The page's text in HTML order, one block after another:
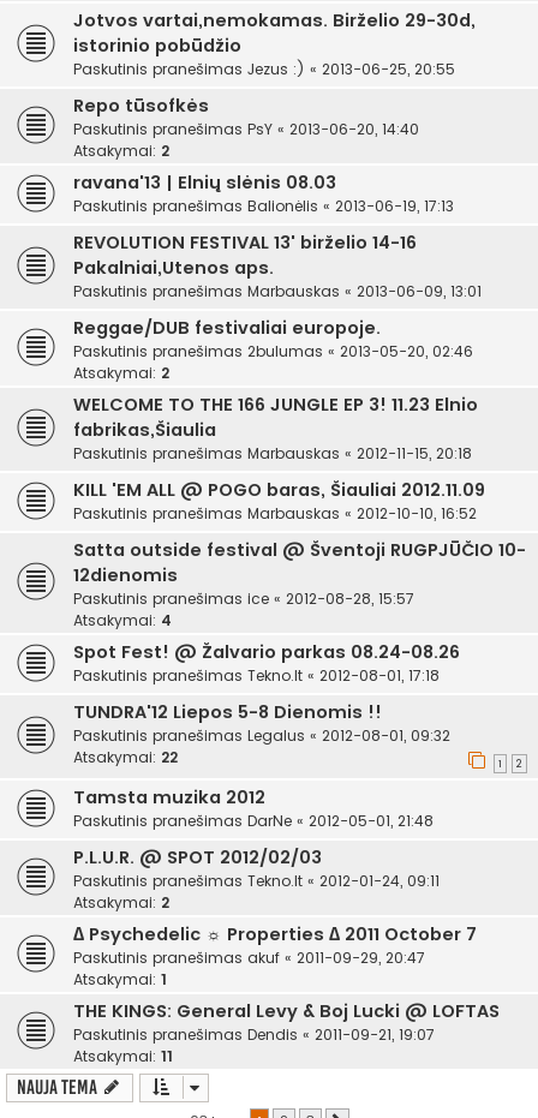
Jotvos vartai,nemokamas. Birželio 29-30d,
istorinio pobūdžio
Paskutinis pranešimas Jezus :) « 2013-06-25, 20:55
Repo tūsofkės
Paskutinis pranešimas PsY « 2013-06-20, 14:40
Atsakymai: 2
ravana'13 | Elnių slėnis 08.03
Paskutinis pranešimas Balionėlis « 2013-06-19, 17:13
REVOLUTION FESTIVAL 13' birželio 14-16
Pakalniai,Utenos aps.
Paskutinis pranešimas Marbauskas « 2013-06-09, 13:01
Reggae/DUB festivaliai europoje.
Paskutinis pranešimas 2bulumas « 2013-05-20, 02:46
Atsakymai: 2
WELCOME TO THE 166 JUNGLE EP 3! 11.23 Elnio
fabrikas,Šiaulia
Paskutinis pranešimas Marbauskas « 2012-11-15, 20:18
KILL 'EM ALL @ POGO baras, Šiauliai 2012.11.09
Paskutinis pranešimas Marbauskas « 2012-10-10, 16:52
Satta outside festival @ Šventoji RUGPJŪČIO 10-
12dienomis
Paskutinis pranešimas ice « 2012-08-28, 15:57
Atsakymai: 4
Spot Fest! @ Žalvario parkas 08.24-08.26
Paskutinis pranešimas Tekno.lt « 2012-08-01, 17:18
TUNDRA'12 Liepos 5-8 Dienomis !!
Paskutinis pranešimas Legalus « 2012-08-01, 09:32
Atsakymai: 22 1 2
Tamsta muzika 2012
Paskutinis pranešimas DarNe « 2012-05-01, 21:48
P.L.U.R. @ SPOT 2012/02/03
Paskutinis pranešimas Tekno.lt « 2012-01-24, 09:11
Atsakymai: 2
∆ Psychedelic ☼ Properties ∆ 2011 October 7
Paskutinis pranešimas akuf « 2011-09-29, 20:47
Atsakymai: 1
THE KINGS: General Levy & Boj Lucki @ LOFTAS
Paskutinis pranešimas Dendis « 2011-09-21, 19:07
Atsakymai: 11
Nauja tema